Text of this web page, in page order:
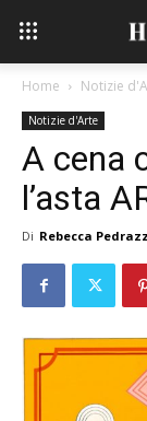
Home Notizie
Notizie d'Arte
A cena
l’asta
Di Rebecca